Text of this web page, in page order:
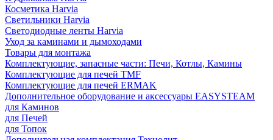
Косметика Harvia
Светильники Harvia
Светодиодные ленты Harvia
Уход за каминами и дымоходами
Товары для монтажа
Комплектующие, запасные части: Печи, Котлы, Камины
Комплектующие для печей TMF
Комплектующие для печей ERMAK
Дополнительное оборудование и аксессуары EASYSTEAM
для Каминов
для Печей
для Топок